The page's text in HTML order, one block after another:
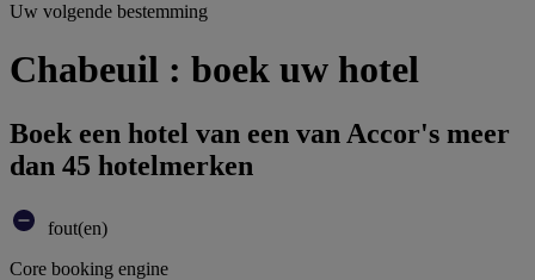
Uw volgende bestemming
Chabeuil : boek uw hotel
Boek een hotel van een van Accor's meer
dan 45 hotelmerken
fout(en)
Core booking engine